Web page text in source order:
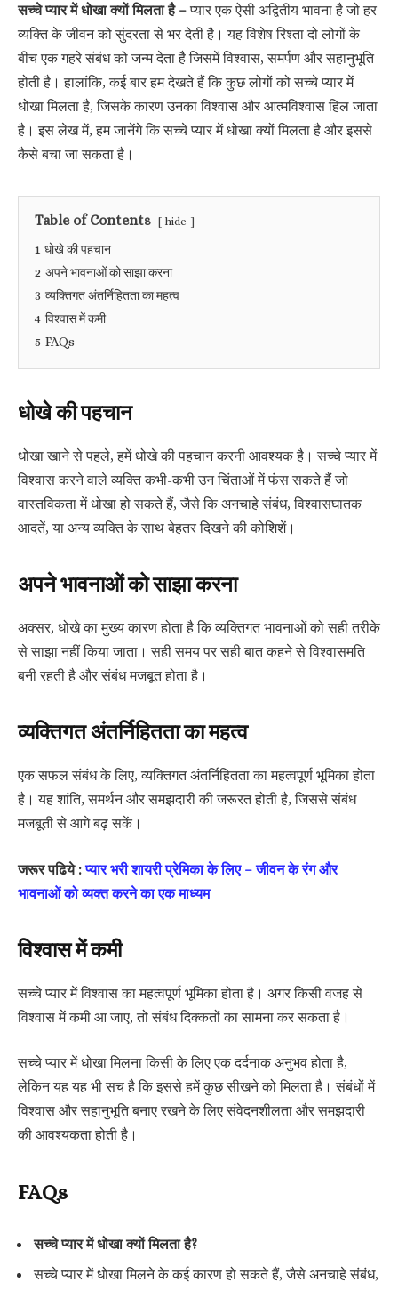
सच्चे प्यार में धोखा क्यों मिलता है –प्यार एक ऐसी अद्वितीय भावना है जो हर
व्यक्ति के जीवन को सुंदरता से भर देती है। यह विशेष रिश्ता दो लोगों के
बीच एक गहरे संबंध को जन्म देता है जिसमें विश्वास, समर्पण और सहानुभूति
होती है। हालांकि, कई बार हम देखते हैं कि कुछ लोगों को सच्चे प्यार में
धोखा मिलता है, जिसके कारण उनका विश्वास और आत्मविश्वास हिल जाता
है। इस लेख में, हम जानेंगे कि सच्चे प्यार में धोखा क्यों मिलता है और इससे
कैसे बचा जा सकता है।
Table of Contents hide
1 धोखे की पहचान
2 अपने भावनाओं को साझा करना
3 व्यक्तिगत अंतर्निहितता का महत्व
4 विश्वास में कमी
5 FAQs
धोखे की पहचान
धोखा खाने से पहले, हमें धोखे की पहचान करनी आवश्यक है। सच्चे प्यार में
विश्वास करने वाले व्यक्ति कभी-कभी उन चिंताओं में फंस सकते हैं जो
वास्तविकता में धोखा हो सकते हैं, जैसे कि अनचाहे संबंध, विश्वासघातक
आदतें, या अन्य व्यक्ति के साथ बेहतर दिखने की कोशिशें।
अपने भावनाओं को साझा करना
अक्सर, धोखे का मुख्य कारण होता है कि व्यक्तिगत भावनाओं को सही तरीके
से साझा नहीं किया जाता। सही समय पर सही बात कहने से विश्वासमति
बनी रहती है और संबंध मजबूत होता है।
व्यक्तिगत अंतर्निहितता का महत्व
एक सफल संबंध के लिए, व्यक्तिगत अंतर्निहितता का महत्वपूर्ण भूमिका होता
है। यह शांति, समर्थन और समझदारी की जरूरत होती है, जिससे संबंध
मजबूती से आगे बढ़ सकें।
जरूर पढिये :प्यार भरी शायरी प्रेमिका के लिए – जीवन के रंग और
भावनाओं को व्यक्त करने का एक माध्यम
विश्वास में कमी
सच्चे प्यार में विश्वास का महत्वपूर्ण भूमिका होता है। अगर किसी वजह से
विश्वास में कमी आ जाए, तो संबंध दिक्कतों का सामना कर सकता है।
सच्चे प्यार में धोखा मिलना किसी के लिए एक दर्दनाक अनुभव होता है,
लेकिन यह यह भी सच है कि इससे हमें कुछ सीखने को मिलता है। संबंधों में
विश्वास और सहानुभूति बनाए रखने के लिए संवेदनशीलता और समझदारी
की आवश्यकता होती है।
FAQs
सच्चे प्यार में धोखा क्यों मिलता है?
सच्चे प्यार में धोखा मिलने के कई कारण हो सकते हैं, जैसे अनचाहे संबंध,